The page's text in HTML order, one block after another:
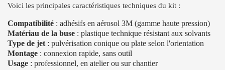
Voici les principales caractéristiques techniques du kit :
Compatibilité : adhésifs en aérosol 3M (gamme haute pression)
Matériau de la buse : plastique technique résistant aux solvants
Type de jet : pulvérisation conique ou plate selon l'orientation
Montage : connexion rapide, sans outil
Usage : professionnel, en atelier ou sur chantier